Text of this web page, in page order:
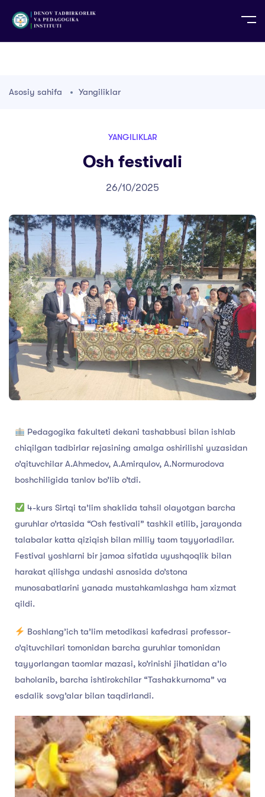
TG TR
Asosiy sahifa Yangiliklar
YANGILIKLAR
Osh festivali
26/10/2025
Pedagogika fakulteti dekani tashabbusi bilan ishlab
chiqilgan tadbirlar rejasining amalga oshirilishi yuzasidan
o’qituvchilar A.Ahmedov, A.Amirqulov, A.Normurodova
boshchiligida tanlov bo’lib o’tdi.
4-kurs Sirtqi ta’lim shaklida tahsil olayotgan barcha
guruhlar o’rtasida “Osh festivali” tashkil etilib, jarayonda
talabalar katta qiziqish bilan milliy taom tayyorladilar.
Festival yoshlarni bir jamoa sifatida uyushqoqlik bilan
harakat qilishga undashi asnosida do’stona
munosabatlarini yanada mustahkamlashga ham xizmat
qildi.
Boshlang’ich ta’lim metodikasi kafedrasi professor-
o’qituvchilari tomonidan barcha guruhlar tomonidan
tayyorlangan taomlar mazasi, ko’rinishi jihatidan a’lo
baholanib, barcha ishtirokchilar “Tashakkurnoma” va
esdalik sovg’alar bilan taqdirlandi.